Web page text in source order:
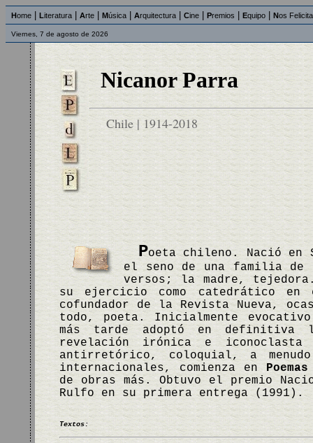
Home Literatura Arte Música Arquitectura Cine Premios Equipo Nos
Viernes, 7 de agosto de 2026
Nicanor Parra
Chile | 1914-2018
Poeta chileno. Nació en
el seno de una familia de
versos; la madre,
su ejercicio como catedrático en
cofundador de la Revista Nueva,
todo, poeta. Inicialmente
más tarde adoptó en definitiva
revelación irónica e iconoclasta
antirretórico, coloquial, a menudo
internacionales, comienza en
de obras más. Obtuvo el premio
Rulfo en su primera entrega (1991).
Textos: